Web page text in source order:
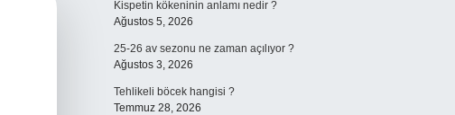
Kispetin kökeninin anlamı nedir ?
Ağustos 5, 2026
25-26 av sezonu ne zaman açılıyor ?
Ağustos 3, 2026
Tehlikeli böcek hangisi ?
Temmuz 28, 2026